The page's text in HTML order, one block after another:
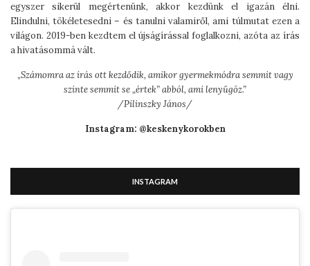
egyszer sikerül megértenünk, akkor kezdünk el igazán élni.
Elindulni, tökéletesedni – és tanulni valamiről, ami túlmutat ezen a
világon. 2019-ben kezdtem el újságírással foglalkozni, azóta az írás
a hivatásommá vált.
„Számomra az írás ott kezdődik, amikor gyermekmódra semmit vagy
szinte semmit se „értek” abból, ami lenyűgöz.”
/Pilinszky János/
Instagram: @keskenykorokben
INSTAGRAM